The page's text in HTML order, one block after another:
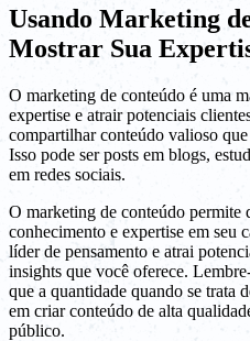
Usando Marketing
Mostrar Sua
O marketing de conteúdo é uma
expertise e atrair potenciais
compartilhar conteúdo valioso
Isso pode ser posts em blogs,
em redes sociais.
O marketing de conteúdo permite
conhecimento e expertise em seu
líder de pensamento e atrai
insights que você oferece.
que a quantidade quando se trata
em criar conteúdo de alta
público.